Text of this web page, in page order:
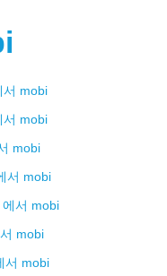
서 mobi
서 mobi
mobi
서 mobi
에서 mobi
mobi
서 mobi